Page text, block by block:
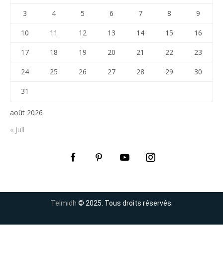
août 2026
3 4 5 6 7 8 9
10 11 12 13 14 15 16
17 18 19 20 21 22 23
24 25 26 27 28 29 30
31
« Juil
Telmidh © 2025. Tous droits réservés.